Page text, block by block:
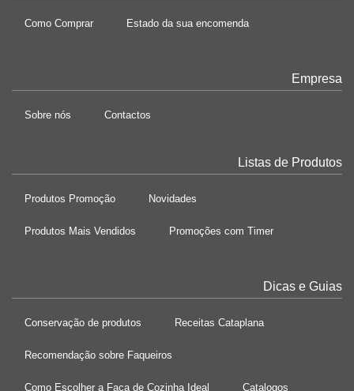
Como Comprar Estado da sua encomenda
Empresa
Sobre nós Contactos
Listas de Produtos
Produtos Promoção Novidades
Produtos Mais Vendidos Promoções com Timer
Dicas e Guias
Conservação de produtos Receitas Cataplana
Recomendação sobre Faqueiros
Como Escolher a Faca de Cozinha Ideal Catalogos